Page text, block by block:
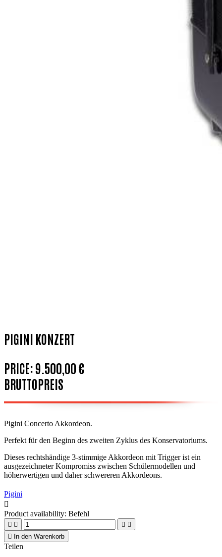
PIGINI KONZERT
PRICE:9.500,00 €
BRUTTOPREIS
Pigini Concerto Akkordeon.
Perfekt für den Beginn des zweiten Zyklus des Konservatoriums.
Dieses rechtshändige 3-stimmige Akkordeon mit Trigger ist ein
ausgezeichneter Kompromiss zwischen Schülermodellen und
höherwertigen und daher schwereren Akkordeons.
Pigini

Product availability: Befehl
   
 In den Warenkorb
Teilen